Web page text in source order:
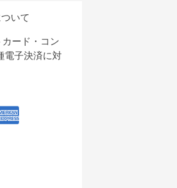
いて
ード・コン
電子決済に対